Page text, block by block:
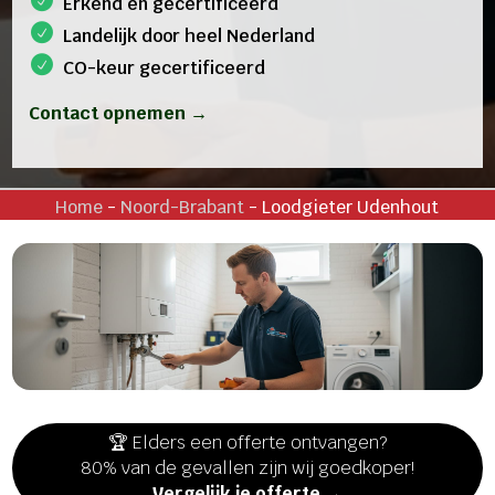
Landelijk door heel Nederland
CO-keur gecertificeerd
Contact opnemen →
Home - Noord-Brabant - Loodgieter Udenhout
🏆 Elders een offerte ontvangen?
80% van de gevallen zijn wij goedkoper!